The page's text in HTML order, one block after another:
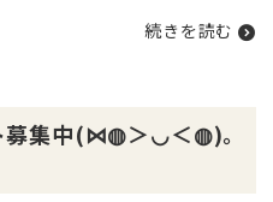
続きを読む
募集中(⋈◍＞◡＜◍)。